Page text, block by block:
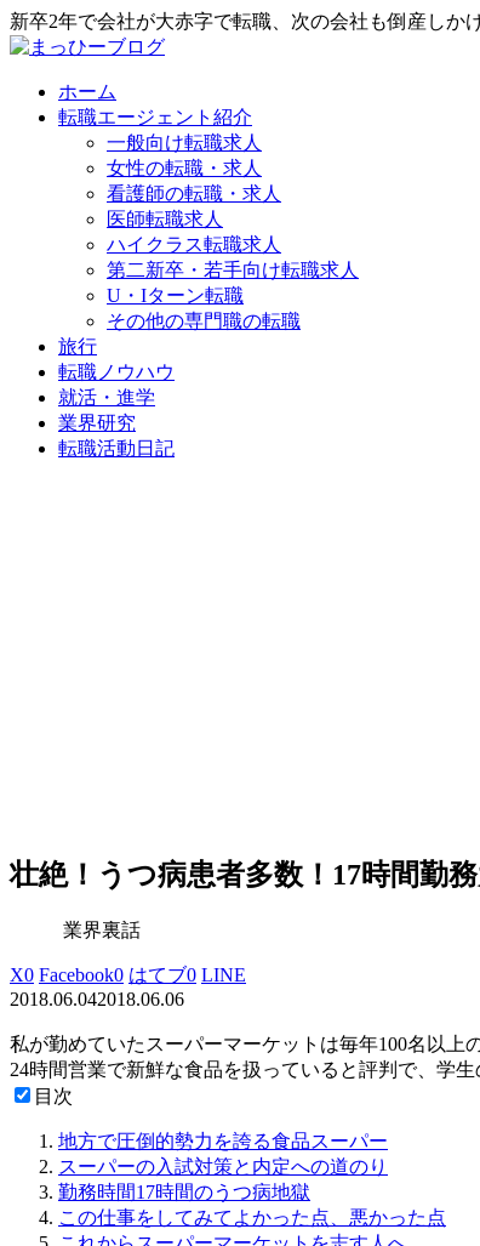
新卒2年で会社が大赤字で転職、次の会社も倒産し
ホーム
転職エージェント紹介
一般向け転職求人
女性の転職・求人
看護師の転職・求人
医師転職求人
ハイクラス転職求人
第二新卒・若手向け転職求人
U・Iターン転職
その他の専門職の転職
旅行
転職ノウハウ
就活・進学
業界研究
転職活動日記
壮絶！うつ病患者多数！17時間勤
業界裏話
X0 Facebook0 はてブ0 LINE
2018.06.042018.06.06
私が勤めていたスーパーマーケットは毎年100名以
24時間営業で新鮮な食品を扱っていると評判で、学
目次
地方で圧倒的勢力を誇る食品スーパー
スーパーの入試対策と内定への道のり
勤務時間17時間のうつ病地獄
この仕事をしてみてよかった点、悪かった点